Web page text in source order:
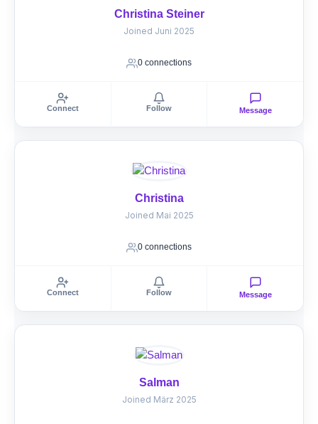
Christina Steiner
Joined Juni 2025
0 connections
Connect Follow Message
Christina
Joined Mai 2025
0 connections
Connect Follow Message
Salman
Joined März 2025